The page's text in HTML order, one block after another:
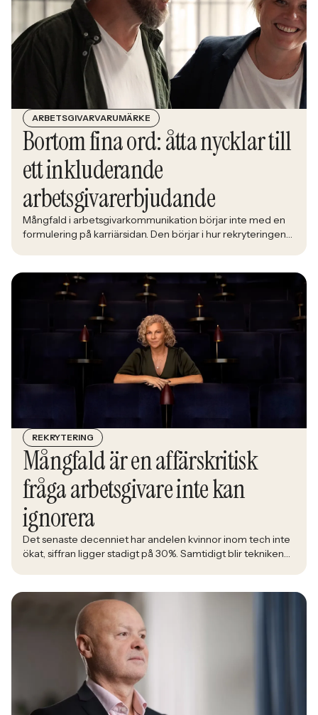
ARBETSGIVARVARUMÄRKE
Bortom fina ord: åtta nycklar till
ett inkluderande
arbetsgivarerbjudande
Mångfald i arbetsgivarkommunikation börjar inte med en
formulering på karriärsidan. Den börjar i hur rekryteringen
mer medvetna, regelverken skärps och konkurrensen om
rätt kompetens förändras räcker det inte längre att säga
att alla är välkomna. Arbetsgivare behöver kunna visa vad
det betyder i praktiken.
REKRYTERING
Mångfald är en affärskritisk
fråga arbetsgivare inte kan
ignorera
Det senaste decenniet har andelen kvinnor inom tech inte
ökat, siffran ligger stadigt på 30%. Samtidigt blir tekniken
den låga andelen kvinnor inom branschen är en ren